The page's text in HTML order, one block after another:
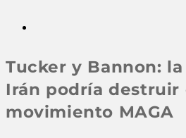
Tucker y Bannon:
Irán podría destruir
movimiento MAGA